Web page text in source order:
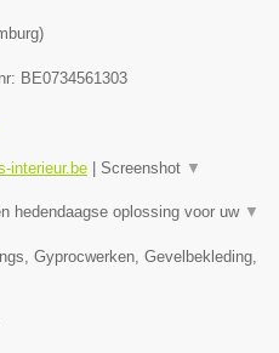
)
BE0734561303
interieur.be Screenshot ▼
hedendaagse oplossing voor uw ▼
Gyprocwerken, Gevelbekleding,